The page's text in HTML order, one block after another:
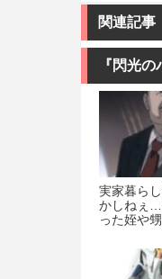
関連記事
『閃光
実家暮ら
かしねぇ…
った姪や
まうのだ